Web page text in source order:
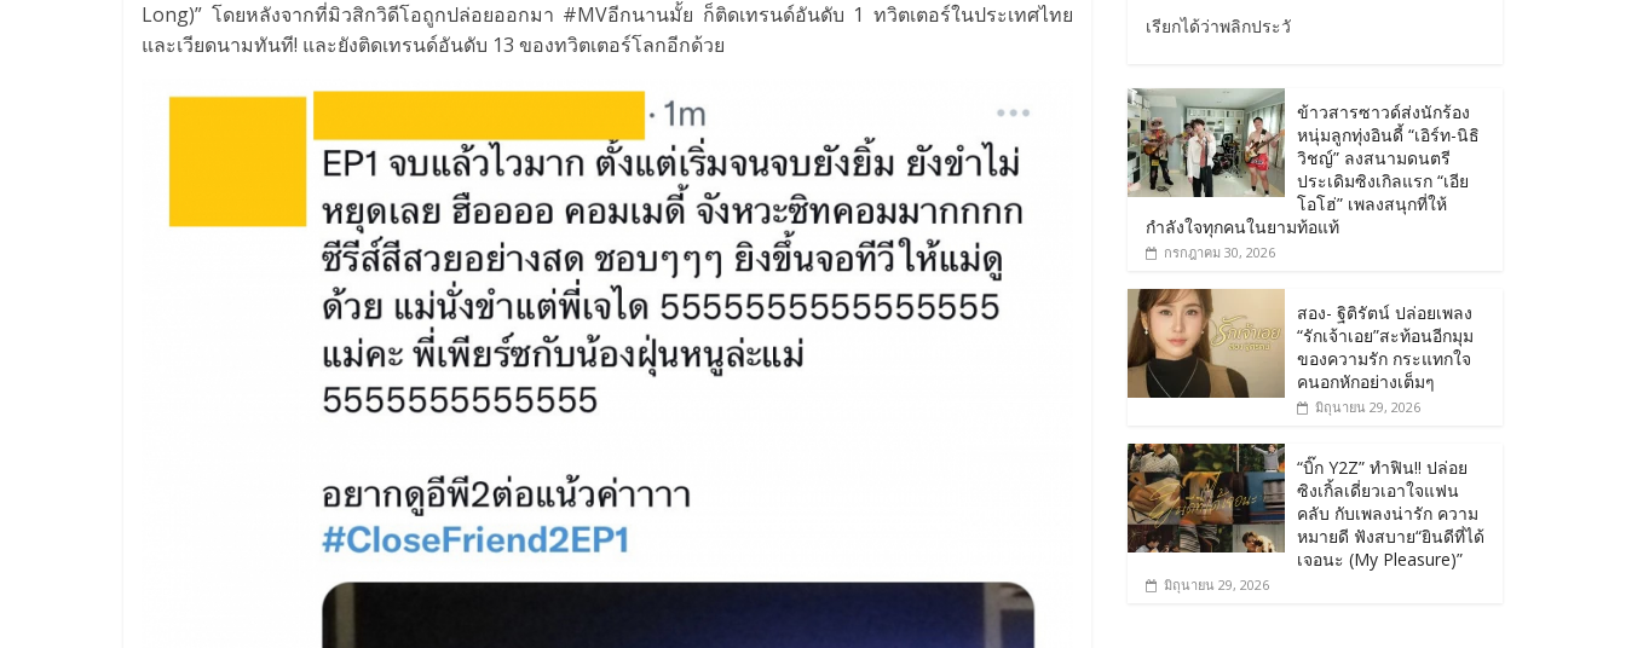
Long)” โดยหลังจากที่มิวสิกวิดีโอถูกปล่อยออกมา #MVอีกนานมั้ย ก็ติดเทรนด์อันดับ 1 ทวิตเตอร์ในประเทศไทย
และเวียดนามทันที! และยังติดเทรนด์อันดับ 13 ของทวิตเตอร์โลกอีกด้วย
เรียกได้ว่าพลิกประวั
ข้าวสารซาวด์ส่งนักร้อง
หนุ่มลูกทุ่งอินดี้ “เอิร์ท-นิธิ
วิชญ์” ลงสนามดนตรี
ประเดิมซิงเกิลแรก “เอีย
โอโฮ่” เพลงสนุกที่ให้
กำลังใจทุกคนในยามท้อแท้
กรกฎาคม 30, 2026
สอง- ฐิติรัตน์ ปล่อยเพลง
“รักเจ้าเอย”สะท้อนอีกมุม
ของความรัก กระแทกใจ
คนอกหักอย่างเต็มๆ
มิถุนายน 29, 2026
“บิ๊ก Y2Z” ทำฟิน!! ปล่อย
ซิงเกิ้ลเดี่ยวเอาใจแฟน
คลับ กับเพลงน่ารัก ความ
หมายดี ฟังสบาย“ยินดีที่ได้
เจอนะ (My Pleasure)”
มิถุนายน 29, 2026